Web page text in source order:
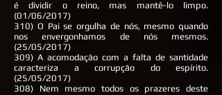
é dividir o reino, mas mantê-lo limpo.
(01/06/2017)
310) O Pai se orgulha de nós, mesmo quando
nos envergonhamos de nós mesmos.
(25/05/2017)
309) A acomodação com a falta de santidade
caracteriza a corrupção do espírito.
(25/05/2017)
308) Nem mesmo todos os prazeres deste